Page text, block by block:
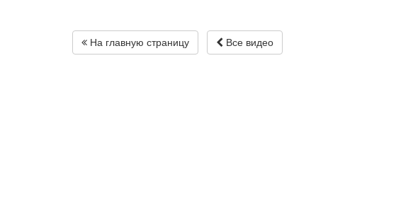
На главную страницу Все видео